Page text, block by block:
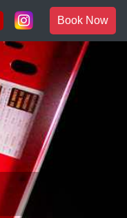
Book Now